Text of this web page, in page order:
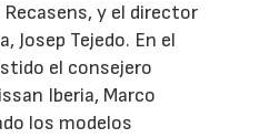
Recasens, y el director
Josep Tejedo. En el
el consejero
Iberia, Marco
los modelos